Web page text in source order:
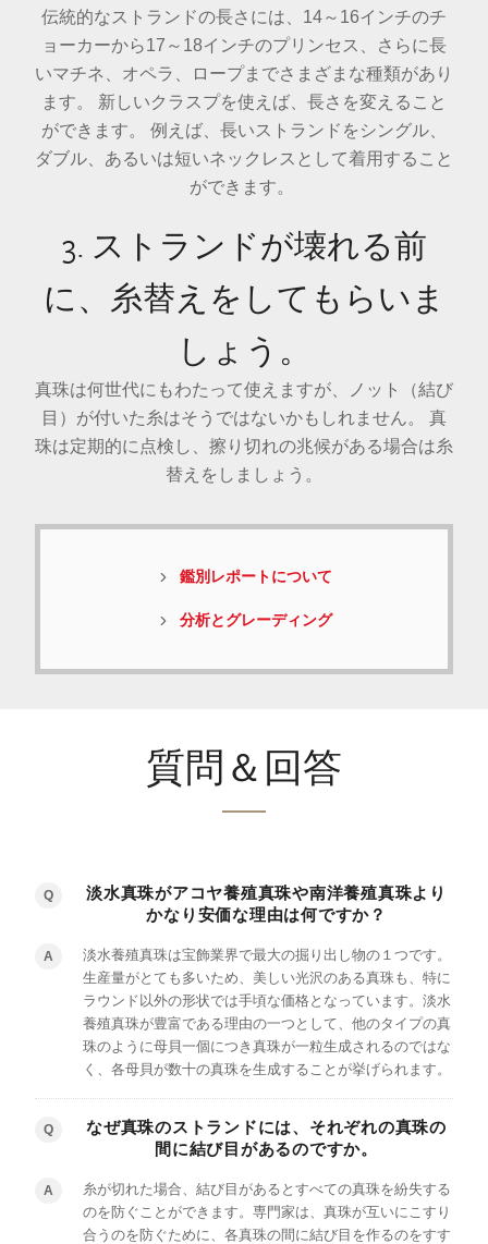
伝統的なストランドの長さには、14～16インチのチ
ョーカーから17～18インチのプリンセス、さらに長
いマチネ、オペラ、ロープまでさまざまな種類があり
ます。 新しいクラスプを使えば、長さを変えること
ができます。 例えば、長いストランドをシングル、
ダブル、あるいは短いネックレスとして着用すること
ができます。
3. ストランドが壊れる前
に、糸替えをしてもらいま
しょう。
真珠は何世代にもわたって使えますが、ノット（結び
目）が付いた糸はそうではないかもしれません。 真
珠は定期的に点検し、擦り切れの兆候がある場合は糸
替えをしましょう。
鑑別レポートについて
分析とグレーディング
質問＆回答
Q
淡水真珠がアコヤ養殖真珠や南洋養殖真珠より
かなり安価な理由は何ですか？
A
淡水養殖真珠は宝飾業界で最大の掘り出し物の１つです。
生産量がとても多いため、美しい光沢のある真珠も、特に
ラウンド以外の形状では手頃な価格となっています。淡水
養殖真珠が豊富である理由の一つとして、他のタイプの真
珠のように母貝一個につき真珠が一粒生成されるのではな
く、各母貝が数十の真珠を生成することが挙げられます。
Q
なぜ真珠のストランドには、それぞれの真珠の
間に結び目があるのですか。
A
糸が切れた場合、結び目があるとすべての真珠を紛失する
のを防ぐことができます。専門家は、真珠が互いにこすり
合うのを防ぐために、各真珠の間に結び目を作るのをすす